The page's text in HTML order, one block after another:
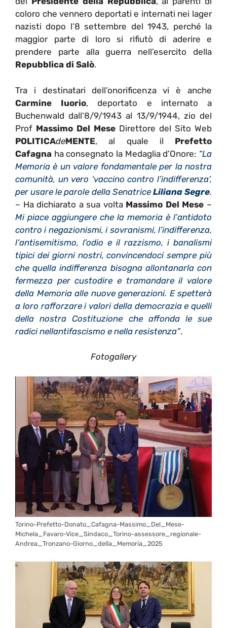
coloro che vennero deportati e internati nei lager
nazisti dopo l’8 settembre del 1943, perché la
maggior parte di loro si rifiutò di aderire e
prendere parte alla guerra nell’esercito della
Repubblica di Salò.
Tra i destinatari dell’onorificenza vi è anche
Carmine Iuorio,deportato e internato a
Buchenwald dall’8/9/1943 al 13/9/1944, zio del
Prof Massimo Del Mese Direttore del Sito Web
POLITICAdeMENTE, al quale il Prefetto
Cafagna ha consegnato la Medaglia d’Onore: “La
Memoria è un valore fondamentale per la nostra
comunità, un vero ‘vaccino contro l’indifferenza’,
per usare le parole della Senatrice Liliana Segre.
– Ha dichiarato a sua volta Massimo Del Mese –
Mi piace aggiungere che la memoria è l’antidoto
contro i negazionismi, i sovranismi, l’indifferenza,
l’antisemitismo, l’odio e il razzismo, i banalismi
tipici dei giorni nostri, convincendoci sempre più
che quella indifferenza bisogna allontanarla con
fermezza per custodire e tramandare il valore
della Memoria alle nuove generazioni. E spetterà
a loro rafforzare i valori della democrazia e quelli
della nostra Costituzione che affonda le sue
radici nellantifascismo e nella resistenza”.
Fotogallery
Torino-Prefetto-Donato_Cafagna-Massimo_Del_Mese-
Michela_Favaro-Vice_Sindaco_Torino-assessore_regionale-
Andrea_Tronzano-Giorno_della_Memoria_2025